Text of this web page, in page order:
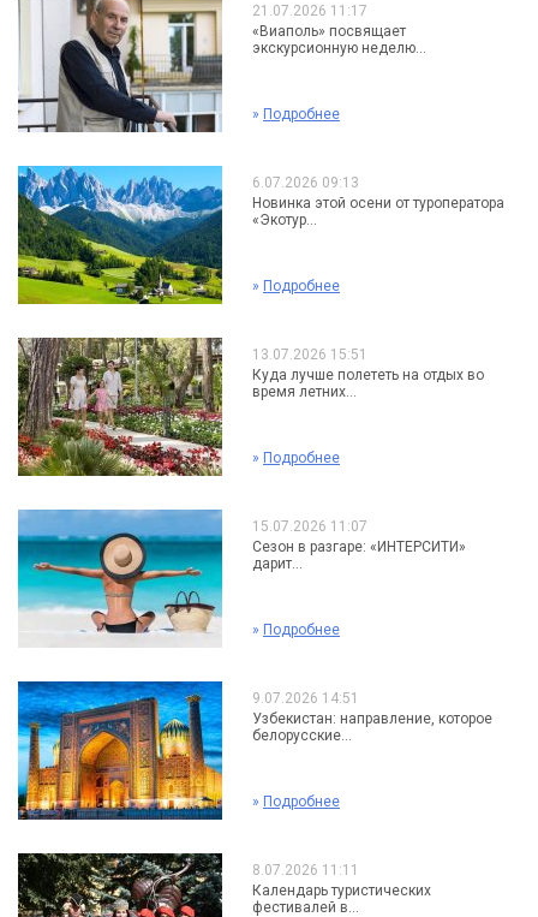
21.07.2026 11:17
«Виаполь» посвящает
экскурсионную неделю...
» Подробнее
6.07.2026 09:13
Новинка этой осени от туроператора
«Экотур...
» Подробнее
13.07.2026 15:51
Куда лучше полететь на отдых во
время летних...
» Подробнее
15.07.2026 11:07
Сезон в разгаре: «ИНТЕРСИТИ»
дарит...
» Подробнее
9.07.2026 14:51
Узбекистан: направление, которое
белорусские...
» Подробнее
8.07.2026 11:11
Календарь туристических
фестивалей в...